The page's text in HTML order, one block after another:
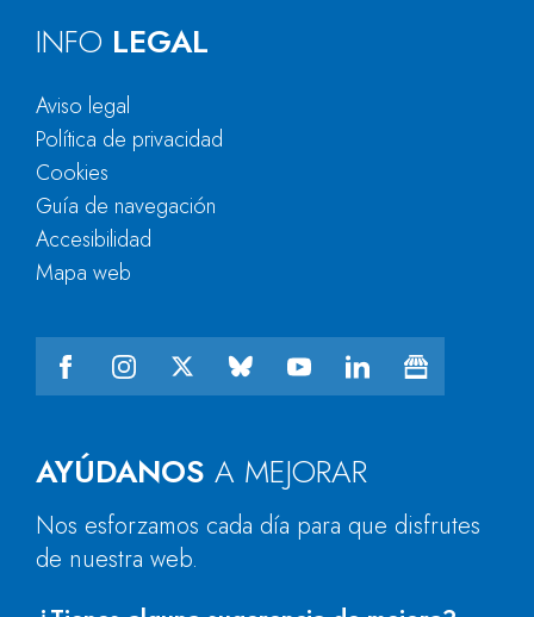
AYÚDANOS A MEJORAR
Nos esforzamos cada día para que disfrutes
de nuestra web.
INFO LEGAL
Aviso legal
Política de privacidad
Cookies
Guía de navegación
Accesibilidad
Mapa web